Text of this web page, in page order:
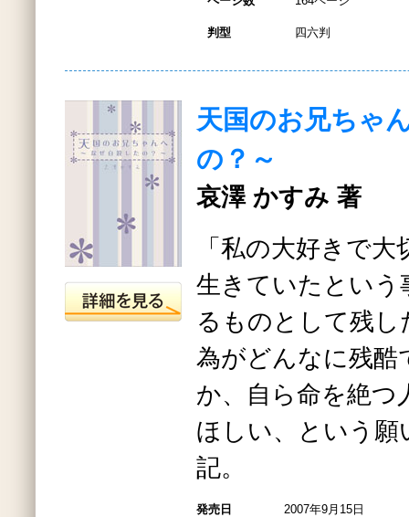
判型 四六判
天国のお兄ちゃ
の？～
哀澤 かすみ 著
「私の大好きで
生きていたという
るものとして残
為がどんなに残酷
か、自ら命を絶つ
ほしい、という
記。
発売日 2007年9月15日